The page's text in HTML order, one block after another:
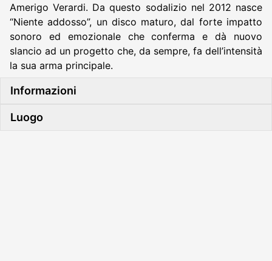
Amerigo Verardi. Da questo sodalizio nel 2012 nasce
“Niente addosso”, un disco maturo, dal forte impatto
sonoro ed emozionale che conferma e dà nuovo
slancio ad un progetto che, da sempre, fa dell’intensità
la sua arma principale.
Informazioni
Luogo